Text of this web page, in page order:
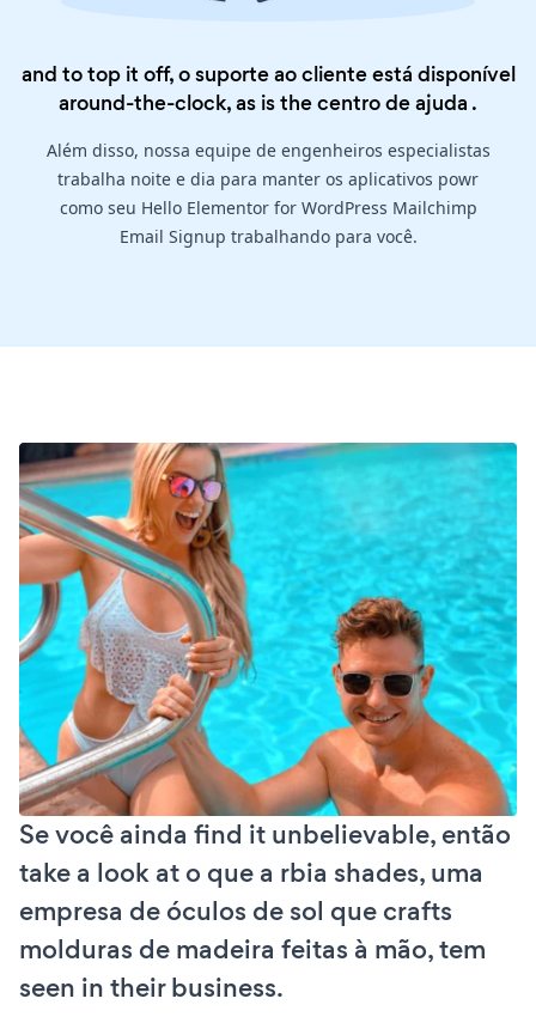
and to top it off, o suporte ao cliente está disponível
around-the-clock, as is thecentro de ajuda .
Além disso, nossa equipe de engenheiros especialistas
trabalha noite e dia para manter os aplicativos powr
como seu Hello Elementor for WordPress Mailchimp
Email Signup trabalhando para você.
Se você ainda find it unbelievable, então
take a look at o que a rbia shades, uma
empresa de óculos de sol que crafts
molduras de madeira feitas à mão, tem
seen in their business.